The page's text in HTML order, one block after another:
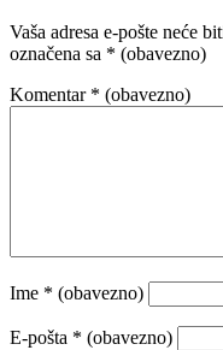
Vaša adresa e-pošte neće
označena sa * (obavezno)
Komentar * (obavezno)
Ime * (obavezno)
E-pošta * (obavezno)